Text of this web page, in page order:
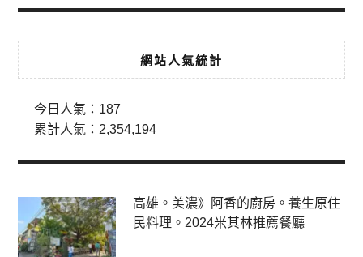
網站人氣統計
今日人氣： 187
累計人氣： 2,354,194
高雄。美濃》阿香的廚房。養生原住
民料理。2024米其林推薦餐廳